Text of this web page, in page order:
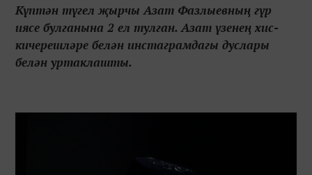
Күптән түгел җырчы Азат Фазлыевның гүр
иясе булганына 2 ел тулган. Азат үзенең хис-
кичерешләре белән инстаграмдагы дуслары
белән уртаклашты.